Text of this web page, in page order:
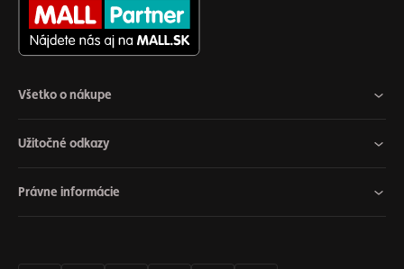
Všetko o nákupe
Užitočné odkazy
Právne informácie